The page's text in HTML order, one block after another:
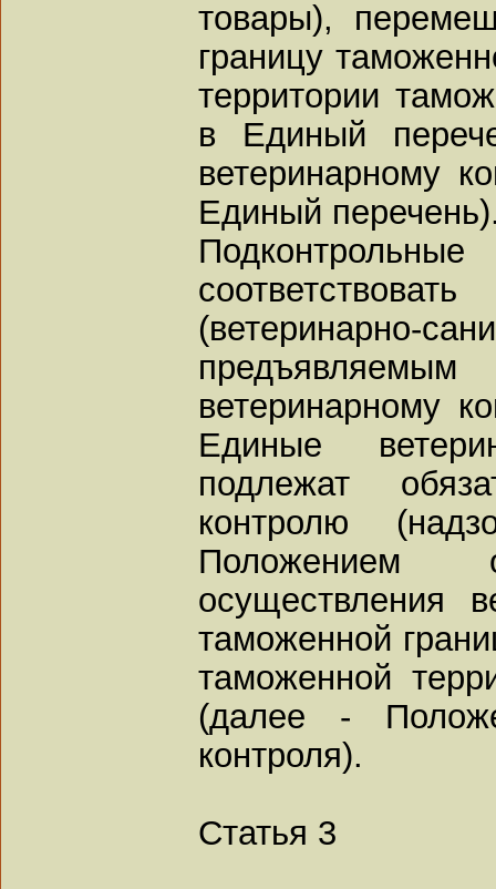
товары),
границу
территории
в Единый
ветеринарному
Единый
(ветеринарно-
ветеринарному
Единые
подлежат
контролю
осуществления
таможенной
таможенной
(далее -
контроля).
Статья 3